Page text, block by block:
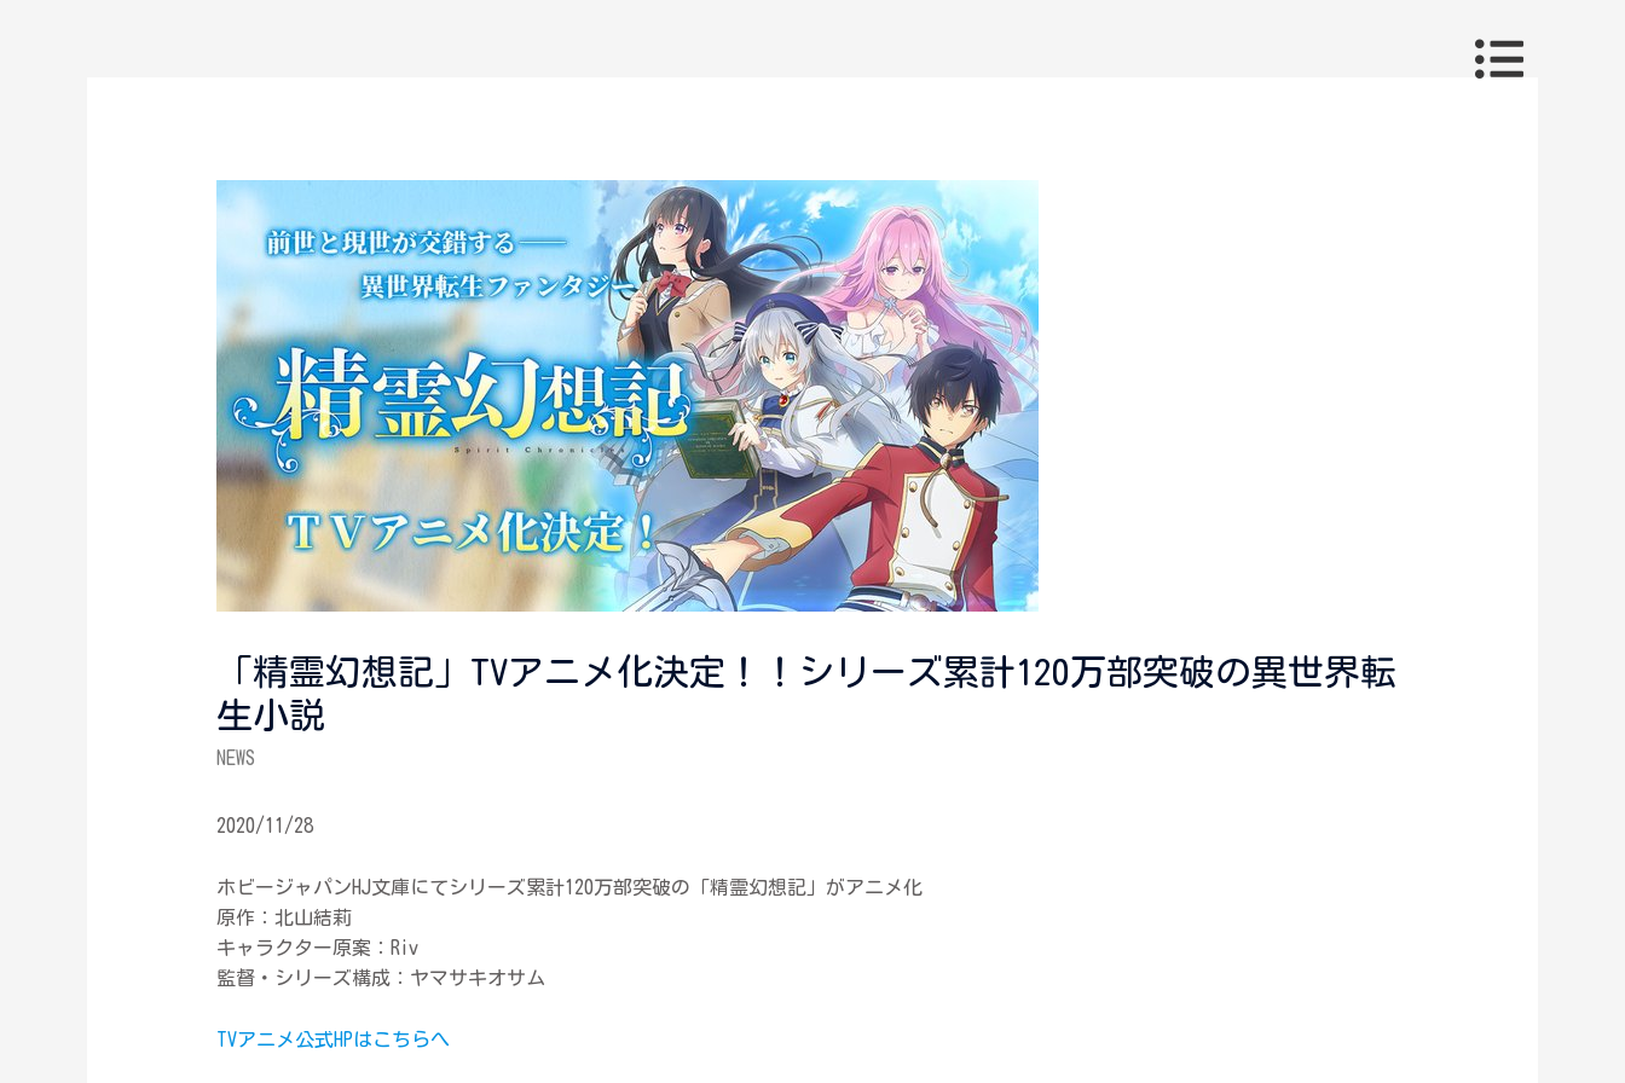
「精霊幻想記」TVアニメ化決定！！シリーズ累計120万部突破の異世界転
生小説
NEWS
2020/11/28
ホビージャパンHJ文庫にてシリーズ累計120万部突破の「精霊幻想記」がアニメ化
原作：北山結莉
キャラクター原案：Riv
監督・シリーズ構成：ヤマサキオサム
TVアニメ公式HPはこちらへ